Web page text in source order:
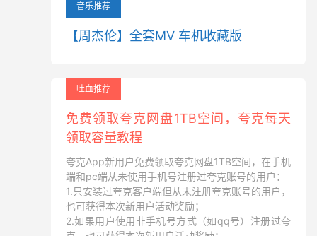
音乐推荐
【周杰伦】全套MV 车机收藏版
吐血推荐
免费领取夸克网盘1TB空间，夸克每天
领取容量教程
夸克App新用户免费领取夸克网盘1TB空间，在手机
端和pc端从未使用手机号注册过夸克账号的用户：
1.只安装过夸克客户端但从未注册夸克账号的用户，
也可获得本次新用户活动奖励；
2.如果用户使用非手机号方式（如qq号）注册过夸